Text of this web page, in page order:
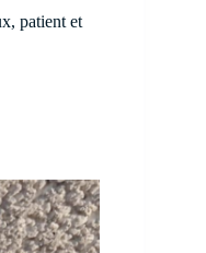
patient et